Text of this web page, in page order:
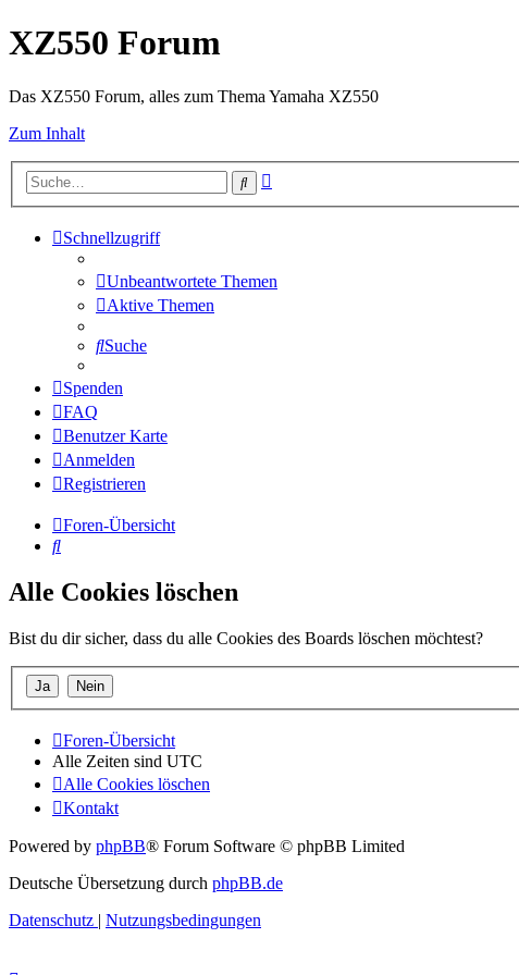
XZ550 Forum
Das XZ550 Forum, alles zum Thema Yamaha XZ550
Zum Inhalt
Suche
Schnellzugriff
Unbeantwortete Themen
Aktive Themen
Suche
Spenden
FAQ
Benutzer Karte
Anmelden
Registrieren
Foren-Übersicht
Suche
Alle Cookies löschen
Bist du dir sicher, dass du alle Cookies des Boards löschen möchtest?
Foren-Übersicht
Alle Zeiten sind UTC
Alle Cookies löschen
Kontakt
Powered by phpBB® Forum Software © phpBB Limited
Deutsche Übersetzung durch phpBB.de
Datenschutz | Nutzungsbedingungen